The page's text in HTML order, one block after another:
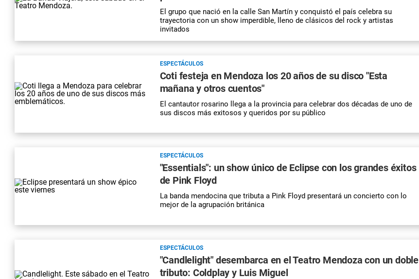
El grupo que nació en la calle San Martín y conquistó el país celebra su
trayectoria con un show imperdible, lleno de clásicos del rock y artistas
invitados
ESPECTÁCULOS
Coti festeja en Mendoza los 20 años de su disco "Esta
mañana y otros cuentos"
El cantautor rosarino llega a la provincia para celebrar dos décadas de uno de
sus discos más exitosos y queridos por su público
ESPECTÁCULOS
"Essentials": un show único de Eclipse con los grandes éxitos
de Pink Floyd
La banda mendocina que tributa a Pink Floyd presentará un concierto con lo
mejor de la agrupación británica
ESPECTÁCULOS
"Candlelight" desembarca en el Teatro Mendoza con un doble
tributo: Coldplay y Luis Miguel